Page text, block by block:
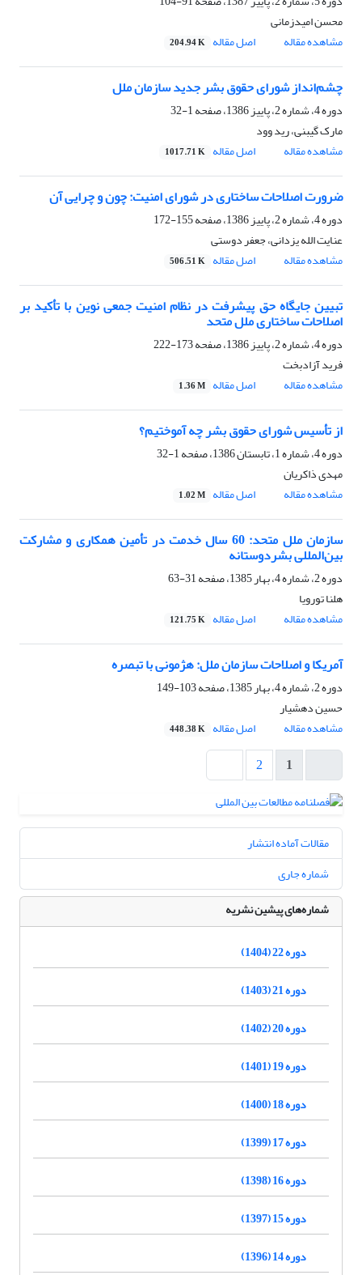
محسن امیدزمانی
مشاهده مقاله
اصل مقاله 204.94 K
چشم‌انداز شورای حقوق بشر جدید سازمان ملل
دوره 4، شماره 2، پاییز 1386، صفحه
1-32
مارک گیبنی، رید وود
مشاهده مقاله
اصل مقاله 1017.71 K
ضرورت اصلاحات ساختاری در شورای امنیت: چون و چرایی آن
دوره 4، شماره 2، پاییز 1386، صفحه
155-172
عنایت الله یزدانی، جعفر دوستی
مشاهده مقاله
اصل مقاله 506.51 K
تبیین جایگاه حق پیشرفت در نظام امنیت جمعی نوین با تأکید بر
اصلاحات ساختاری ملل متحد
دوره 4، شماره 2، پاییز 1386، صفحه
173-222
فرید آزادبخت
مشاهده مقاله
اصل مقاله 1.36 M
از تأسیس شورای حقوق بشر چه آموختیم؟
دوره 4، شماره 1، تابستان 1386، صفحه
1-32
مهدی ذاکریان
مشاهده مقاله
اصل مقاله 1.02 M
سازمان ملل متحد: 60 سال خدمت در تأمین همکاری و مشارکت
بین‌المللی بشر‌دوستانه
دوره 2، شماره 4، بهار 1385، صفحه
31-63
هلنا تورویا
مشاهده مقاله
اصل مقاله 121.75 K
آمریکا و اصلاحات سازمان ملل: هژمونی با تبصره
دوره 2، شماره 4، بهار 1385، صفحه
103-149
حسین دهشیار
مشاهده مقاله
اصل مقاله 448.38 K
1
2
مقالات آماده انتشار
شماره جاری
شماره‌های پیشین نشریه
دوره 22 (1404)
دوره 21 (1403)
دوره 20 (1402)
دوره 19 (1401)
دوره 18 (1400)
دوره 17 (1399)
دوره 16 (1398)
دوره 15 (1397)
دوره 14 (1396)